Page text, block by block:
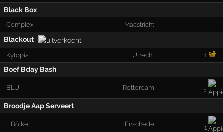
Black Box
Complex Maastricht
Blackout
Kytopia Utrecht 1
Boef Bday Bash
BLU Rotterdam 2
Broodje Aap Serveert
't Bölke Enschede 1